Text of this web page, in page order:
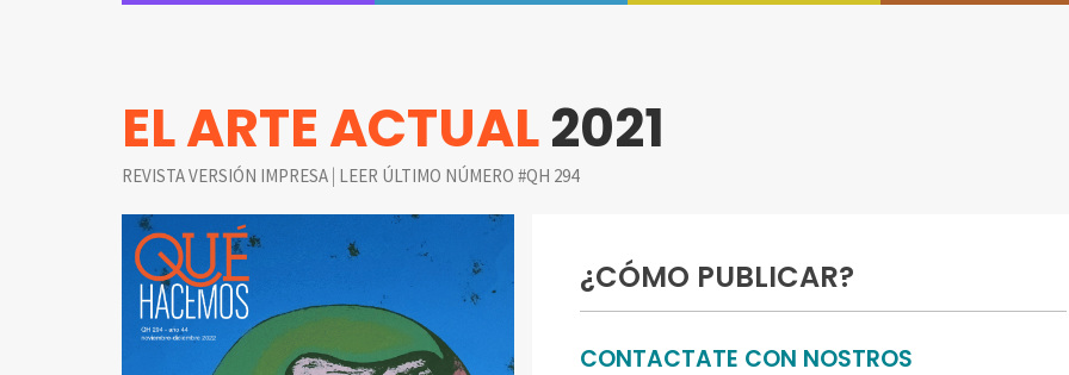
EL ARTE ACTUAL2021
REVISTA VERSIÓN IMPRESA | LEER ÚLTIMO NÚMERO #QH 294
¿CÓMO PUBLICAR?
CONTACTATE CON NOSTROS